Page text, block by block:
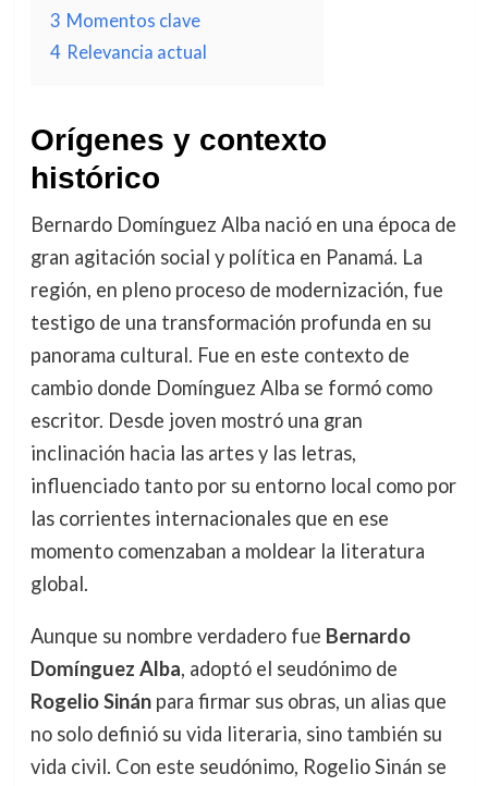
3 Momentos clave
4 Relevancia actual
Orígenes y contexto
histórico
Bernardo Domínguez Alba nació en una época de
gran agitación social y política en Panamá. La
región, en pleno proceso de modernización, fue
testigo de una transformación profunda en su
panorama cultural. Fue en este contexto de
cambio donde Domínguez Alba se formó como
escritor. Desde joven mostró una gran
inclinación hacia las artes y las letras,
influenciado tanto por su entorno local como por
las corrientes internacionales que en ese
momento comenzaban a moldear la literatura
global.
Aunque su nombre verdadero fue Bernardo
Domínguez Alba, adoptó el seudónimo de
Rogelio Sinánpara firmar sus obras, un alias que
no solo definió su vida literaria, sino también su
vida civil. Con este seudónimo, Rogelio Sinán se